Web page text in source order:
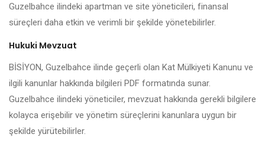
Guzelbahce ilindeki apartman ve site yöneticileri, finansal
süreçleri daha etkin ve verimli bir şekilde yönetebilirler.
Hukuki Mevzuat
BİSİYON, Guzelbahce ilinde geçerli olan Kat Mülkiyeti Kanunu ve
ilgili kanunlar hakkında bilgileri PDF formatında sunar.
Guzelbahce ilindeki yöneticiler, mevzuat hakkında gerekli bilgilere
kolayca erişebilir ve yönetim süreçlerini kanunlara uygun bir
şekilde yürütebilirler.